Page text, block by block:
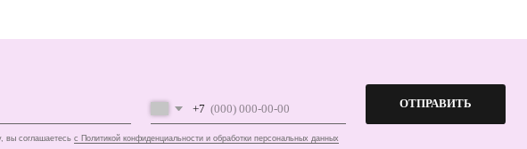
Г. МОСКВА, ДЕРБЕНЕВСКАЯ
НАБЕРЕЖНАЯ, Д. 7, СТР. 2